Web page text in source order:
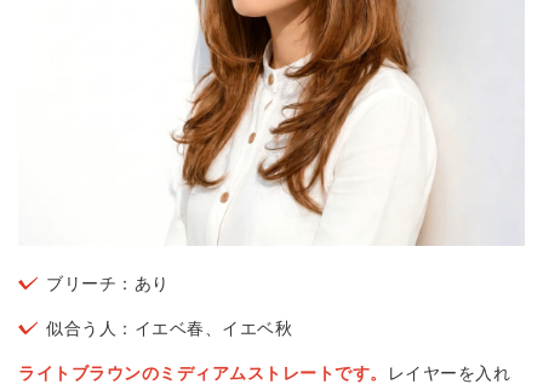
ブリーチ：あり
似合う人：イエベ春、イエベ秋
ライトブラウンのミディアムストレートです。
レイヤーを入れ